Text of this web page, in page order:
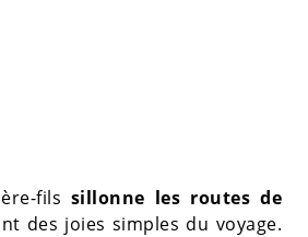
fils sillonne les routes de
des joies simples du voyage.